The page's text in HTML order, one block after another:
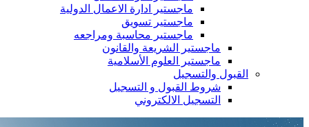
ماجستير ادارة الاعمال الدولية
ماجستير تسويق
ماجستير محاسبة ومراجعه
ماجستير الشريعة والقانون
ماجستير العلوم الأسلامية
القبول والتسجيل
شروط القبول و التسجيل
التسجيل الالكتروني